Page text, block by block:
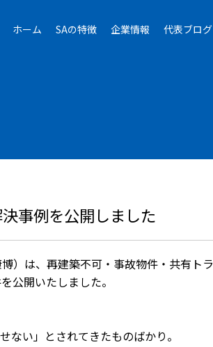
ホーム SAの特徴 企業情報 代表ブログ
事例を公開しました
）は、再建築不可・事故物件・共有トラ
公開いたしました。
い」とされてきたものばかり。